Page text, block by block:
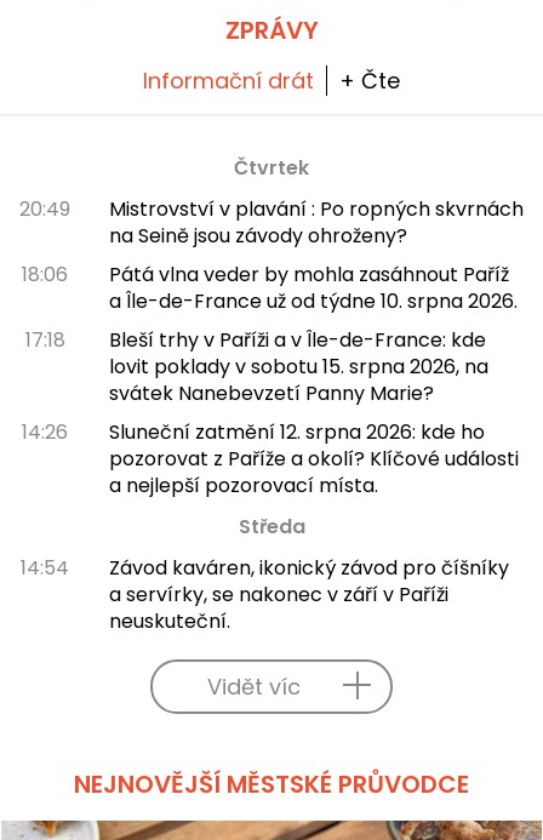
laboratoří doktora Hanka Pyma. Vyzkoušeli
jsme to a všechno vám o tom povíme!
ZPRÁVY
Informační drát + Čte
Čtvrtek
20:49
Mistrovství v plavání : Po ropných skvrnách
na Seině jsou závody ohroženy?
18:06
Pátá vlna veder by mohla zasáhnout Paříž
a Île-de-France už od týdne 10. srpna 2026.
17:18
Bleší trhy v Paříži a v Île-de-France: kde
lovit poklady v sobotu 15. srpna 2026, na
svátek Nanebevzetí Panny Marie?
14:26
Sluneční zatmění 12. srpna 2026: kde ho
pozorovat z Paříže a okolí? Klíčové události
a nejlepší pozorovací místa.
Středa
14:54
Závod kaváren, ikonický závod pro číšníky
a servírky, se nakonec v září v Paříži
neuskuteční.
Vidět víc
NEJNOVĚJŠÍ MĚSTSKÉ PRŮVODCE